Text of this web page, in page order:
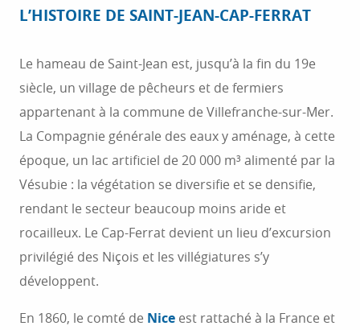
L’HISTOIRE DE SAINT-JEAN-CAP-FERRAT
Le hameau de Saint-Jean est, jusqu’à la fin du 19e
siècle, un village de pêcheurs et de fermiers
appartenant à la commune de Villefranche-sur-Mer.
La Compagnie générale des eaux y aménage, à cette
époque, un lac artificiel de 20 000 m³ alimenté par la
Vésubie : la végétation se diversifie et se densifie,
rendant le secteur beaucoup moins aride et
rocailleux. Le Cap-Ferrat devient un lieu d’excursion
privilégié des Niçois et les villégiatures s’y
développent.
En 1860, le comté de Nice est rattaché à la France et